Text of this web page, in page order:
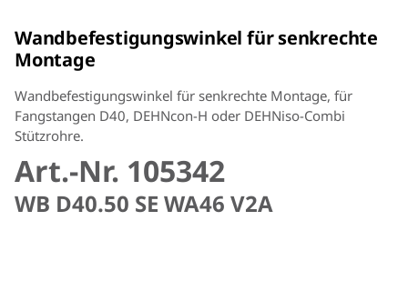
Wandbefestigungswinkel für senkrechte
Montage
Wandbefestigungswinkel für senkrechte Montage, für
Fangstangen D40, DEHNcon-H oder DEHNiso-Combi
Stützrohre.
Art.-Nr. 105342
WB D40.50 SE WA46 V2A